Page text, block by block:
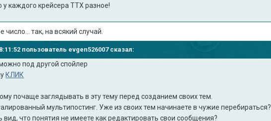
у каждого крейсера ТТХ разное!
так, на всякий случай.
пользователь evgen526007 сказал:
под другой спойлер
КЛИК
почаще заглядывать в эту тему перед созданием своих тем.
мультипостинг. Уже из своих тем начинаете в чужие перебираться?
вид, что понятия не имеете как редактировать свои сообщения?